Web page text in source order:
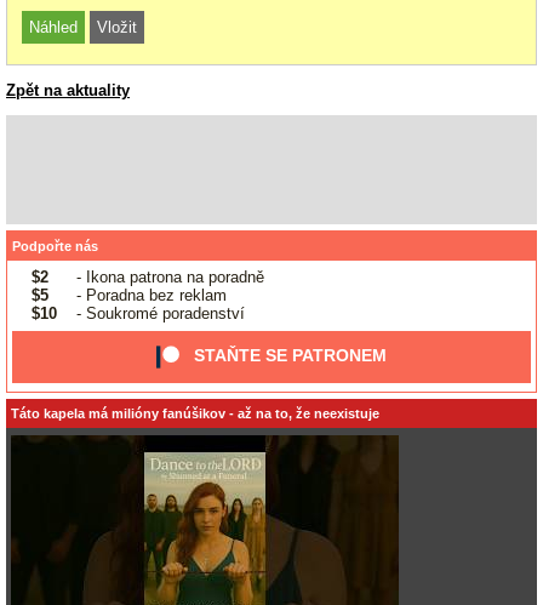
Zpět na aktuality
Podpořte nás
$2
- Ikona patrona na poradně
$5
- Poradna bez reklam
$10
- Soukromé poradenství
STAŇTE SE PATRONEM
Táto kapela má milióny fanúšikov - až na to, že neexistuje